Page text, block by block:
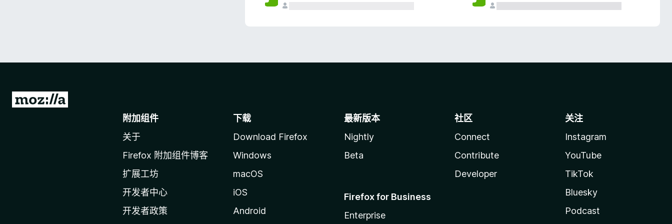
转
附加组件
关于
Firefox 附加组件博客
扩展工坊
开发者中心
开发者政策
下载
Download Firefox
Windows
macOS
iOS
Android
最新版本
Nightly
Beta
Firefox for Business
Enterprise
社区
Connect
Contribute
Developer
关注
Instagram
YouTube
TikTok
Bluesky
Podcast